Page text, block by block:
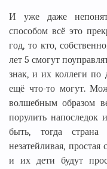
И уже даже
способом всё это
год, то кто,
лет 5 смогут
знак, и их коллеги
ещё что-то могут.
волшебным образом
порулить напоследок
быть, тогда страна
незатейливая, простая
и их дети будут